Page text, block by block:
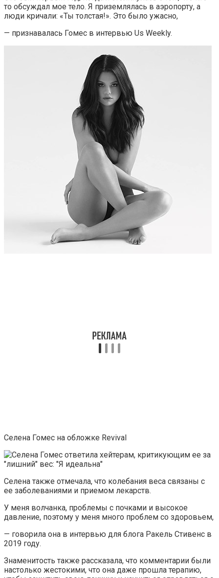
то обсуждал мое тело. Я приземлялась в аэропорту, а
люди кричали: «Ты толстая!». Это было ужасно,
— признавалась Гомес в интервью Us Weekly.
Селена Гомес на обложке Revival
Селена также отмечала, что колебания веса связаны с
ее заболеваниями и приемом лекарств.
У меня волчанка, проблемы с почками и высокое
давление, поэтому у меня много проблем со здоровьем,
— говорила она в интервью для блога Ракель Стивенс в
2019 году.
Знаменитость также рассказала, что комментарии были
настолько жестокими, что она даже прошла терапию,